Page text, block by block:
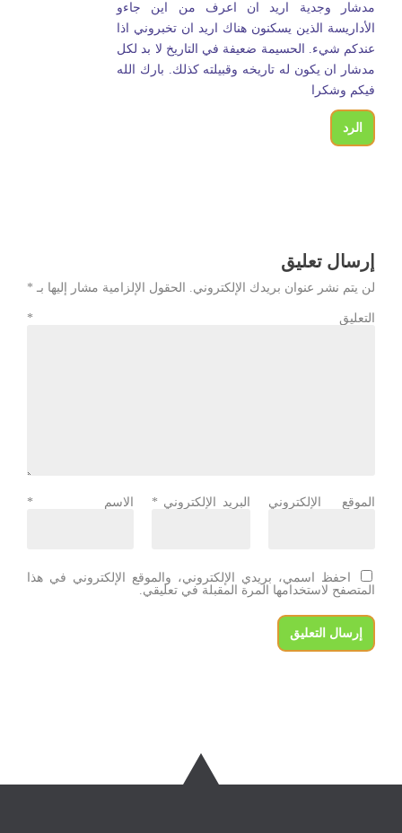
مدشار وجدية اريد ان اعرف من اين جاءو
الأداريسة الذين يسكنون هناك اريد ان تخبروني اذا
عندكم شيء. الحسيمة ضعيفة في التاريخ لا بد لكل
مدشار ان يكون له تاريخه وقبيلته كذلك. بارك الله
فيكم وشكرا
الرد
إرسال تعليق
لن يتم نشر عنوان بريدك الإلكتروني. الحقول الإلزامية مشار إليها بـ *
التعليق *
الاسم * البريد الإلكتروني * الموقع الإلكتروني
احفظ اسمي، بريدي الإلكتروني، والموقع الإلكتروني في هذا
المتصفح لاستخدامها المرة المقبلة في تعليقي.
إرسال التعليق